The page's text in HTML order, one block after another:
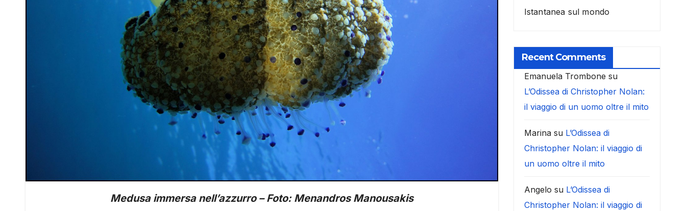
Medusa immersa nell’azzurro – Foto: Menandros Manousakis
Istantanea sul mondo
Recent Comments
Emanuela Trombone su
L’Odissea di Christopher Nolan:
il viaggio di un uomo oltre il mito
Marinasu L’Odissea di
Christopher Nolan: il viaggio di
un uomo oltre il mito
Angelo su L’Odissea di
Christopher Nolan: il viaggio di